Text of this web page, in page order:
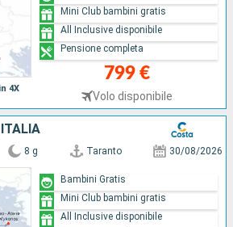
4X
799 €
Volo disponibile
Mini Club bambini gratis
All Inclusive disponibile
Pensione completa
8 g Taranto 30/08/2026
Bambini Gratis
Mini Club bambini gratis
All Inclusive disponibile